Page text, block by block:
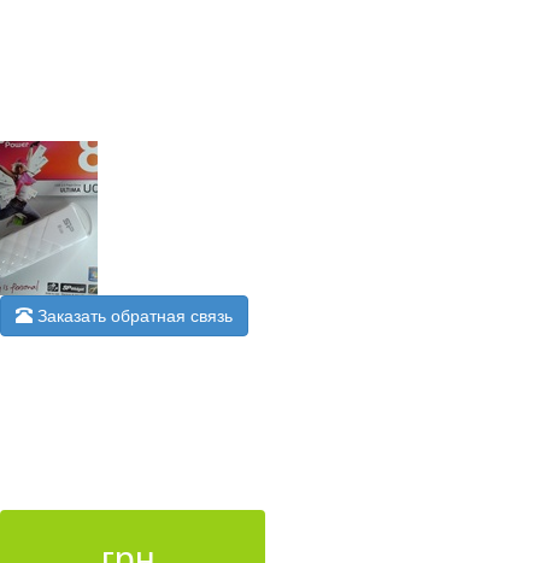
Заказать обратная связь